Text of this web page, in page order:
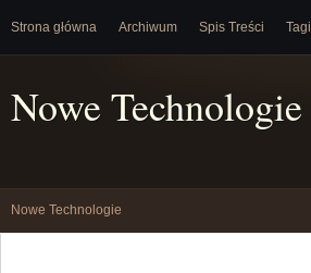
Strona główna Archiwum Spis Treści Tagi
Nowe Technologie
Nowe Technologie